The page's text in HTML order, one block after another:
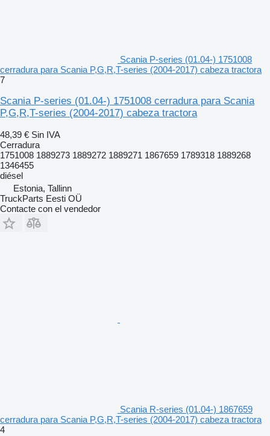
Scania P-series (01.04-) 1751008
cerradura para Scania P,G,R,T-series (2004-2017) cabeza tractora
7
Scania P-series (01.04-) 1751008 cerradura para Scania
P,G,R,T-series (2004-2017) cabeza tractora
48,39 € Sin IVA
Cerradura
1751008 1889273 1889272 1889271 1867659 1789318 1889268
1346455
diésel
Estonia, Tallinn
TruckParts Eesti OÜ
Contacte con el vendedor
Scania R-series (01.04-) 1867659
cerradura para Scania P,G,R,T-series (2004-2017) cabeza tractora
4